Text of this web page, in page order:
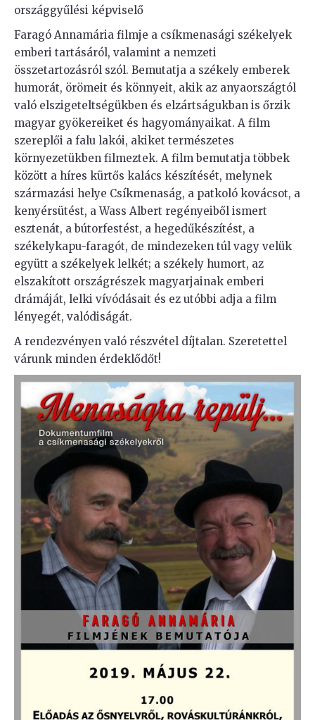
országgyűlési képviselő
Faragó Annamária filmje a csíkmenasági székelyek
emberi tartásáról, valamint a nemzeti
összetartozásról szól. Bemutatja a székely emberek
humorát, örömeit és könnyeit, akik az anyaországtól
való elszigeteltségükben és elzártságukban is őrzik
magyar gyökereiket és hagyományaikat. A film
szereplői a falu lakói, akiket természetes
környezetükben filmeztek. A film bemutatja többek
között a híres kürtős kalács készítését, melynek
származási helye Csíkmenaság, a patkoló kovácsot, a
kenyérsütést, a Wass Albert regényeiből ismert
esztenát, a bútorfestést, a hegedűkészítést, a
székelykapu-faragót, de mindezeken túl vagy velük
együtt a székelyek lelkét; a székely humort, az
elszakított országrészek magyarjainak emberi
drámáját, lelki vívódásait és ez utóbbi adja a film
lényegét, valódiságát.
A rendezvényen való részvétel díjtalan. Szeretettel
várunk minden érdeklődőt!